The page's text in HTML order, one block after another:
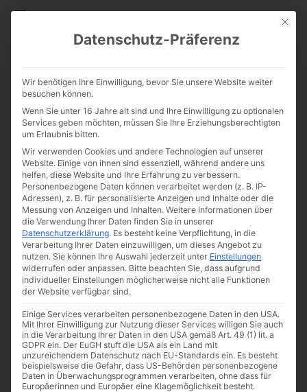
CATHWALK.DE
0:00 -:--
Tradition
Allgemein Alte Messe Frauen Frömmigkeit
Glaube Kultur Liebe Männer Tradition
Mit
Datenschutz-Präferenz
Wir benötigen Ihre Einwilligung, bevor Sie unsere Website weiter
besuchen können.
Wenn Sie unter 16 Jahre alt sind und Ihre Einwilligung zu optionalen
Services geben möchten, müssen Sie Ihre Erziehungsberechtigten
um Erlaubnis bitten.
Wir verwenden Cookies und andere Technologien auf unserer
Website. Einige von ihnen sind essenziell, während andere uns
helfen, diese Website und Ihre Erfahrung zu verbessern.
Personenbezogene Daten können verarbeitet werden (z. B. IP-
Adressen), z. B. für personalisierte Anzeigen und Inhalte oder die
Messung von Anzeigen und Inhalten. Weitere Informationen über
die Verwendung Ihrer Daten finden Sie in unserer
Datenschutzerklärung. Es besteht keine Verpflichtung, in die
Verarbeitung Ihrer Daten einzuwilligen, um dieses Angebot zu
nutzen. Sie können Ihre Auswahl jederzeit unter Einstellungen
widerrufen oder anpassen. Bitte beachten Sie, dass aufgrund
individueller Einstellungen möglicherweise nicht alle Funktionen
der Website verfügbar sind.
Einige Services verarbeiten personenbezogene Daten in den USA.
Mit Ihrer Einwilligung zur Nutzung dieser Services willigen Sie auch
in die Verarbeitung Ihrer Daten in den USA gemäß Art. 49 (1) lit. a
GDPR ein. Der EuGH stuft die USA als ein Land mit
unzureichendem Datenschutz nach EU-Standards ein. Es besteht
beispielsweise die Gefahr, dass US-Behörden personenbezogene
Daten in Überwachungsprogrammen verarbeiten, ohne dass für
Europäerinnen und Europäer eine Klagemöglichkeit besteht.